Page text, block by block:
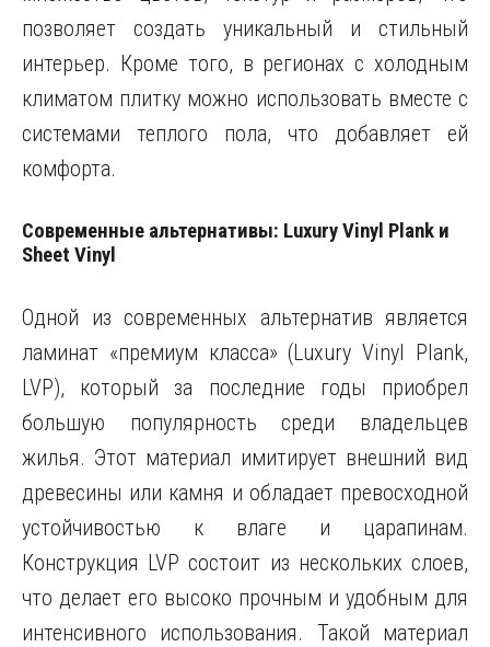
позволяет создать уникальный и стильный
интерьер. Кроме того, в регионах с холодным
климатом плитку можно использовать вместе с
системами теплого пола, что добавляет ей
комфорта.
Современные альтернативы: Luxury Vinyl Plank и
Sheet Vinyl
Одной из современных альтернатив является
ламинат «премиум класса» (Luxury Vinyl Plank,
LVP), который за последние годы приобрел
большую популярность среди владельцев
жилья. Этот материал имитирует внешний вид
древесины или камня и обладает превосходной
устойчивостью к влаге и царапинам.
Конструкция LVP состоит из нескольких слоев,
что делает его высоко прочным и удобным для
интенсивного использования. Такой материал